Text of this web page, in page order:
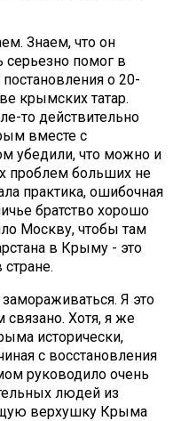
Знаем, что он
серьезно помог в
о 20-
крымских татар.
то действительно
вместе с
убедили, что можно и
проблем больших не
практика, ошибочная
братство хорошо
Москву, чтобы там
в Крыму - это
Я это
связано. Хотя, я же
исторически,
с восстановления
руководило очень
людей из
верхушку Крыма